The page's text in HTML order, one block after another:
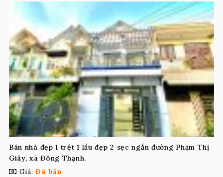
Bán nhà đẹp 1 trệt 1 lầu đẹp 2 sẹc ngắn đường Phạm Thị
Giây, xã Đông Thạnh.
Giá: Đã bán